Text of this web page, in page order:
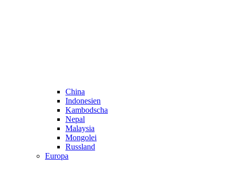
China
Indonesien
Kambodscha
Nepal
Malaysia
Mongolei
Russland
Europa